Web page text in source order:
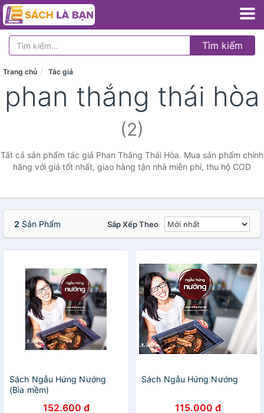
Tìm kiếm
Trang chủ Tác giả
phan thắng thái hòa
(2)
Tất cả sản phẩm tác giả Phan Thắng Thái Hòa. Mua sản phẩm chính
hãng với giá tốt nhất, giao hàng tận nhà miễn phí, thu hộ COD
2 Sản Phẩm Sắp Xếp Theo
Sách Ngẫu Hứng Nướng
(Bìa mềm)
152.600 đ
Sách Ngẫu Hứng Nướng
115.000 đ